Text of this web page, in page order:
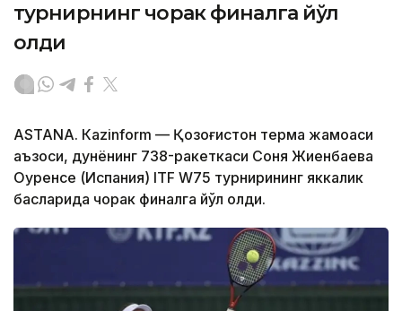
турнирнинг чорак финалга йўл
олди
ASTANА. Кazinform — Қозоғистон терма жамоаси
аъзоси, дунёнинг 738-ракеткаси Соня Жиенбаева
Оуренсе (Испания) ITF W75 турнирининг яккалик
баҳсларида чорак финалга йўл олди.